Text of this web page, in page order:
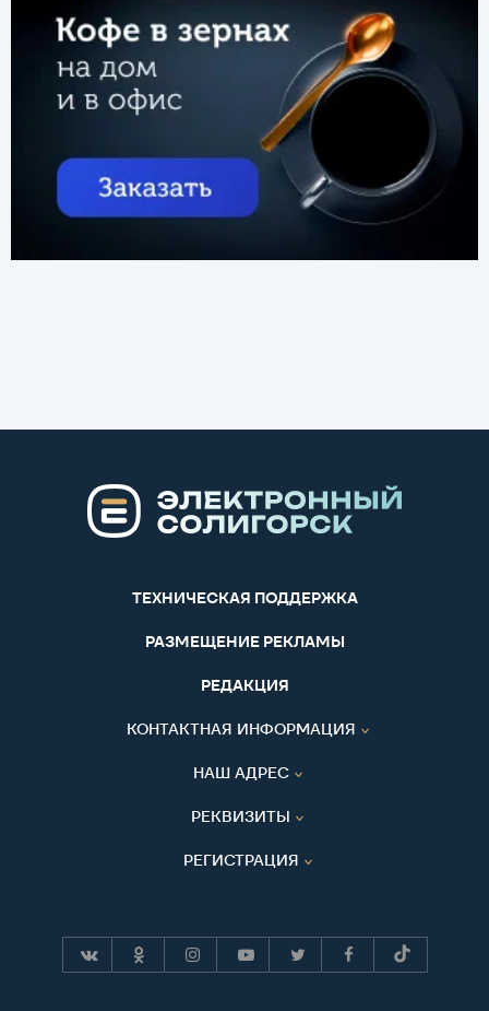
ТЕХНИЧЕСКАЯ ПОДДЕРЖКА
РАЗМЕЩЕНИЕ РЕКЛАМЫ
РЕДАКЦИЯ
КОНТАКТНАЯ ИНФОРМАЦИЯ
НАШ АДРЕС
РЕКВИЗИТЫ
РЕГИСТРАЦИЯ